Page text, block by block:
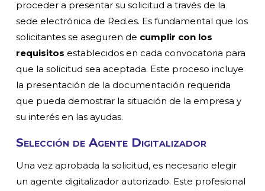
proceder a presentar su solicitud a través de la
sede electrónica de Red.es. Es fundamental que los
solicitantes se aseguren de cumplir con los
requisitos establecidos en cada convocatoria para
que la solicitud sea aceptada. Este proceso incluye
la presentación de la documentación requerida
que pueda demostrar la situación de la empresa y
su interés en las ayudas.
Selección de Agente Digitalizador
Una vez aprobada la solicitud, es necesario elegir
un agente digitalizador autorizado. Este profesional